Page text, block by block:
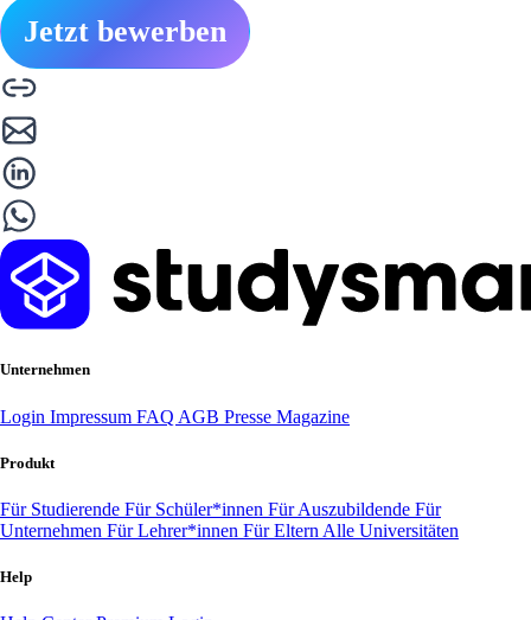
Jetzt bewerben
Unternehmen
Login Impressum FAQ AGB Presse Magazine
Produkt
Für Studierende Für Schüler*innen Für Auszubildende Für
Unternehmen Für Lehrer*innen Für Eltern Alle Universitäten
Help